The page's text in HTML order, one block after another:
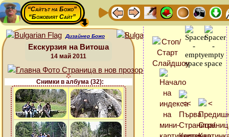
“Сайтът на Божо”
“Божовият Сайт”
Дизайнер Божо
Екскурзия на Витоша
14 май 2011
Снимки в албума (32):